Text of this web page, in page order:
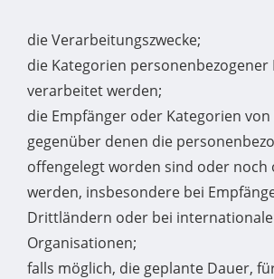
die Verarbeitungszwecke;
die Kategorien personenbezogener
verarbeitet werden;
die Empfänger oder Kategorien
gegenüber denen die
offengelegt worden sind oder noch
werden, insbesondere bei
Drittländern oder bei
Organisationen;
falls möglich, die geplante Dauer,